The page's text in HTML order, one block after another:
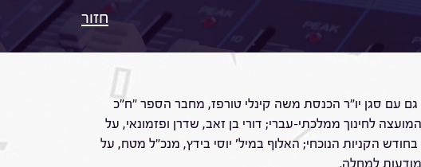
חזור
גם עם סגן יו"ר הכנסת משה קינלי טורפז, מחבר הספר "ח"כ
לחינוך ממלכתי-עברי; דורי בן זאב, שדרן ופזמונאי, על
הקניות הנוכחי; האלוף במיל' יוסי בידץ, מנכ"ל מטח, על
למחלה.